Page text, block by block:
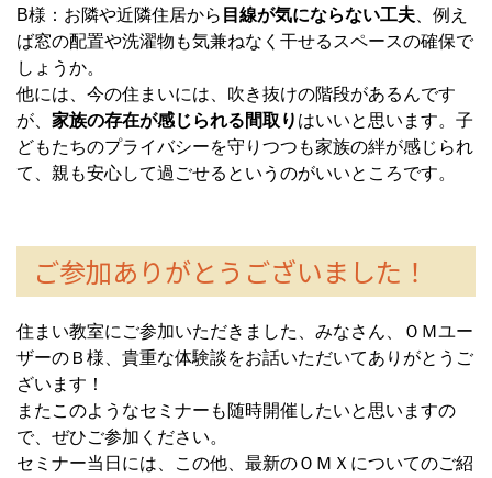
B様：お隣や近隣住居から 目線が気にならない工夫 、例え
ば窓の配置や洗濯物も気兼ねなく干せるスペースの確保で
しょうか。
他には、今の住まいには、吹き抜けの階段があるんです
が、 家族の存在が感じられる間取り はいいと思います。子
どもたちのプライバシーを守りつつも家族の絆が感じられ
て、親も安心して過ごせるというのがいいところです。
ご参加ありがとうございました！
住まい教室にご参加いただきました、みなさん、ＯＭユー
ザーのＢ様、貴重な体験談をお話いただいてありがとうご
ざいます！
またこのようなセミナーも随時開催したいと思いますの
で、ぜひご参加ください。
セミナー当日には、この他、最新のＯＭＸについてのご紹